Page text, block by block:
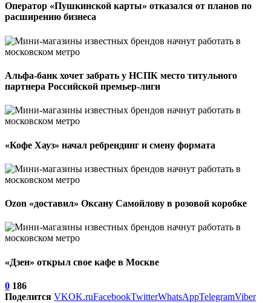
Оператор «Пушкинской карты» отказался от планов по
расширению бизнеса
Альфа-банк хочет забрать у НСПК место титульного
партнера Российской премьер-лиги
«Кофе Хауз» начал ребрендинг и смену формата
Ozon «доставил» Оксану Самойлову в розовой коробке
«Дзен» открыл свое кафе в Москве
0 186
Поделится VKOK.ruFacebookTwitterWhatsAppTelegramViber